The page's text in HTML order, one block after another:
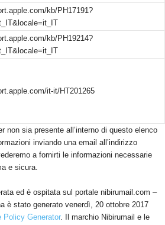
kb/PH17191?
kb/PH19214?
it-it/HT201265
non sia presente all’interno di questo elenco
inviando una email all’indirizzo
a fornirti le informazioni necessarie
e sicura.
ed è ospitata sul portale nibirumail.com –
è stato generato venerdì, 20 ottobre 2017
Policy Generator. Il marchio Nibirumail e le